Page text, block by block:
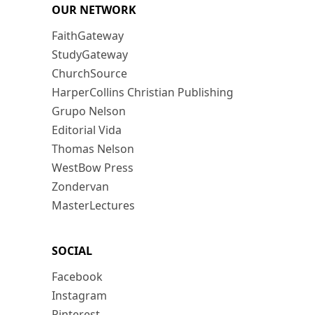
OUR NETWORK
FaithGateway
StudyGateway
ChurchSource
HarperCollins Christian Publishing
Grupo Nelson
Editorial Vida
Thomas Nelson
WestBow Press
Zondervan
MasterLectures
SOCIAL
Facebook
Instagram